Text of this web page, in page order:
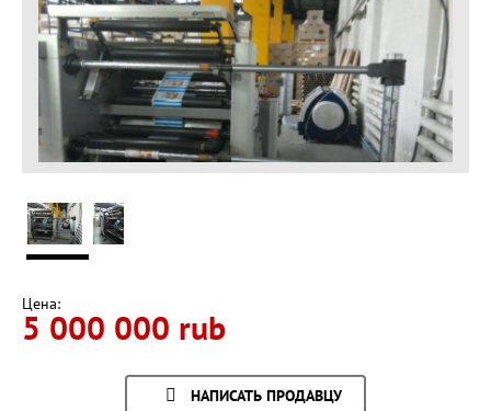
Цена:
5 000 000 rub
НАПИСАТЬ ПРОДАВЦУ